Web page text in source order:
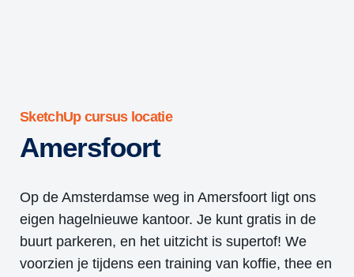
SketchUp cursus locatie
Amersfoort
Op de Amsterdamse weg in Amersfoort ligt ons
eigen hagelnieuwe kantoor. Je kunt gratis in de
buurt parkeren, en het uitzicht is supertof! We
voorzien je tijdens een training van koffie, thee en